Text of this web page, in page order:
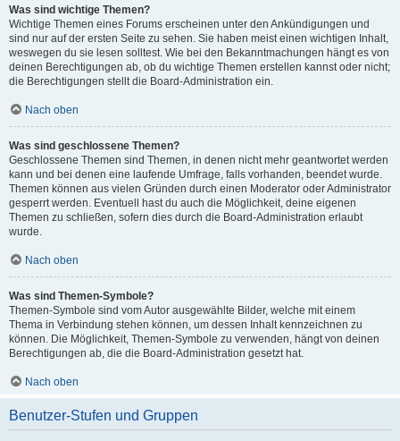
Was sind wichtige Themen?
Wichtige Themen eines Forums erscheinen unter den Ankündigungen und
sind nur auf der ersten Seite zu sehen. Sie haben meist einen wichtigen Inhalt,
weswegen du sie lesen solltest. Wie bei den Bekanntmachungen hängt es von
deinen Berechtigungen ab, ob du wichtige Themen erstellen kannst oder nicht;
die Berechtigungen stellt die Board-Administration ein.
Nach oben
Was sind geschlossene Themen?
Geschlossene Themen sind Themen, in denen nicht mehr geantwortet werden
kann und bei denen eine laufende Umfrage, falls vorhanden, beendet wurde.
Themen können aus vielen Gründen durch einen Moderator oder Administrator
gesperrt werden. Eventuell hast du auch die Möglichkeit, deine eigenen
Themen zu schließen, sofern dies durch die Board-Administration erlaubt
wurde.
Nach oben
Was sind Themen-Symbole?
Themen-Symbole sind vom Autor ausgewählte Bilder, welche mit einem
Thema in Verbindung stehen können, um dessen Inhalt kennzeichnen zu
können. Die Möglichkeit, Themen-Symbole zu verwenden, hängt von deinen
Berechtigungen ab, die die Board-Administration gesetzt hat.
Nach oben
Benutzer-Stufen und Gruppen